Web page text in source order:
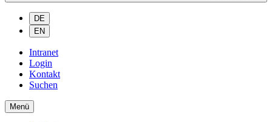
DE
EN
Intranet
Login
Kontakt
Suchen
Menü